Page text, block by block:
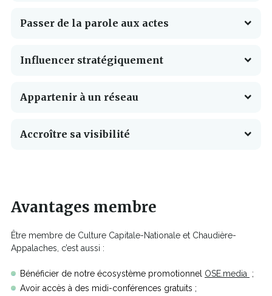
Passer de la parole aux actes
Influencer stratégiquement
Appartenir à un réseau
Accroître sa visibilité
une
nouvelle
s'ouvrira
dans
nouvelle
fenêtre
Avantages membre
Être membre de Culture Capitale-Nationale et Chaudière-
Appalaches, c’est aussi :
Bénéficier de notre écosystème promotionnel OSE.media
Ce
;
Avoir accès à des midi-conférences gratuits ;